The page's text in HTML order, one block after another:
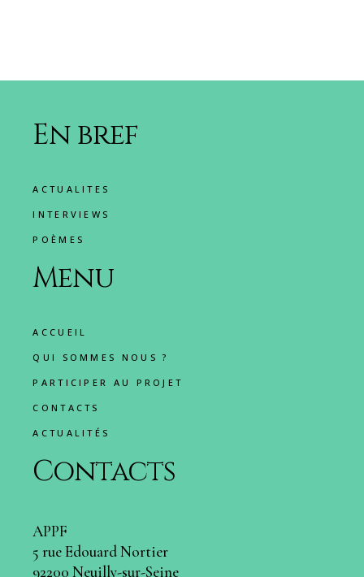
En bref
ACTUALITES
INTERVIEWS
POÈMES
Menu
ACCUEIL
QUI SOMMES NOUS ?
PARTICIPER AU PROJET
CONTACTS
ACTUALITÉS
Contacts
APPF
5 rue Edouard Nortier
92200 Neuilly-sur-Seine